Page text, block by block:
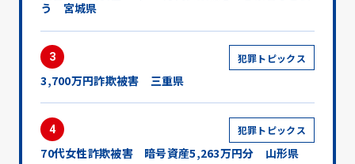
う 宮城県
3 犯罪トピックス
3,700万円詐欺被害 三重県
4 犯罪トピックス
70代女性詐欺被害 暗号資産5,263万円分 山形県